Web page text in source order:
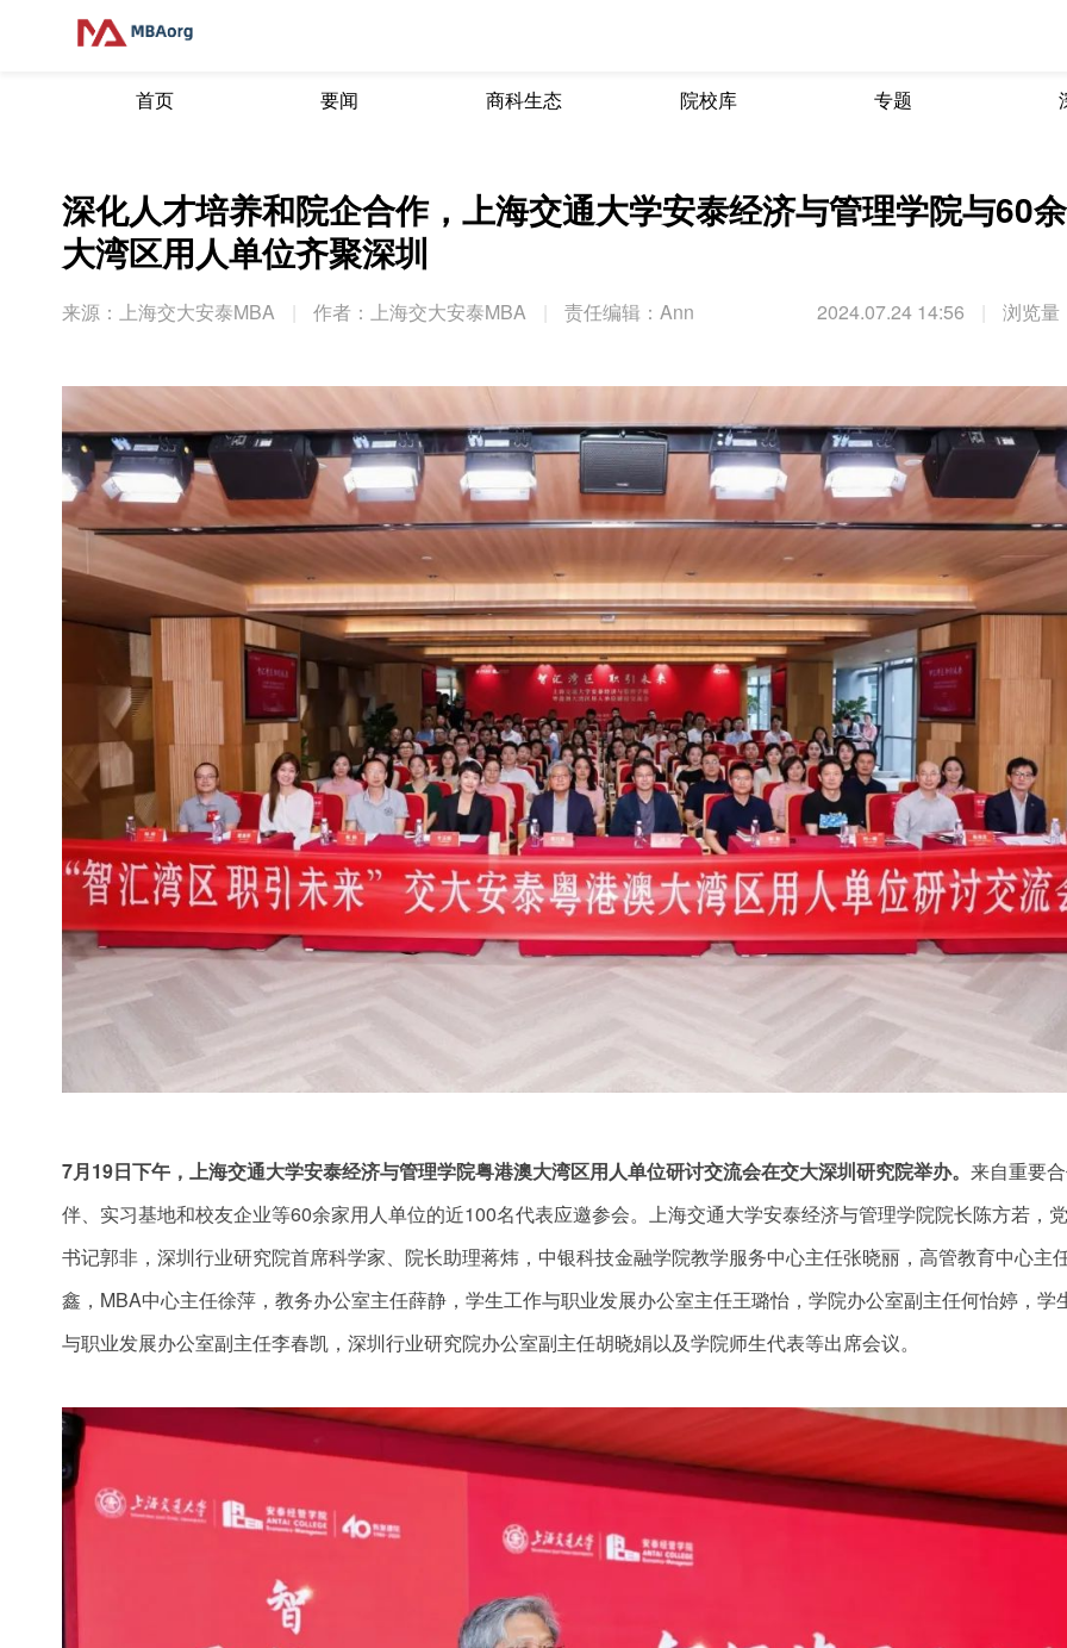
首页 要闻 商科生态 院校库 专题
深化人才培养和院企合作，上海交通大学安泰经济与管理学院与60
大湾区用人单位齐聚深圳
来源：上海交大安泰MBA 作者：上海交大安泰MBA 责任编辑：Ann 2024.07.24 14:56 浏览量
7月19日下午，上海交通大学安泰经济与管理学院粤港澳大湾区用人单位研讨交流会在交大深圳研究院举办。 来自重要
伴、实习基地和校友企业等60余家用人单位的近100名代表应邀参会。上海交通大学安泰经济与管理学院院长陈方若，
书记郭非，深圳行业研究院首席科学家、院长助理蒋炜，中银科技金融学院教学服务中心主任张晓丽，高管教育中心主
鑫，MBA中心主任徐萍，教务办公室主任薛静，学生工作与职业发展办公室主任王璐怡，学院办公室副主任何怡婷，学
与职业发展办公室副主任李春凯，深圳行业研究院办公室副主任胡晓娟以及学院师生代表等出席会议。